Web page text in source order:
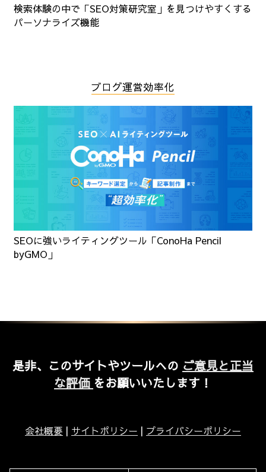
検索体験の中で「SEO対策研究室」を見つけやすくする
パーソナライズ機能
ブログ運営効率化
SEOに強いライティングツール「ConoHa Pencil
byGMO」
是非、このサイトやツールへの ご意見と正当
な評価 をお願いいたします！
会社概要 | サイトポリシー | プライバシーポリシー